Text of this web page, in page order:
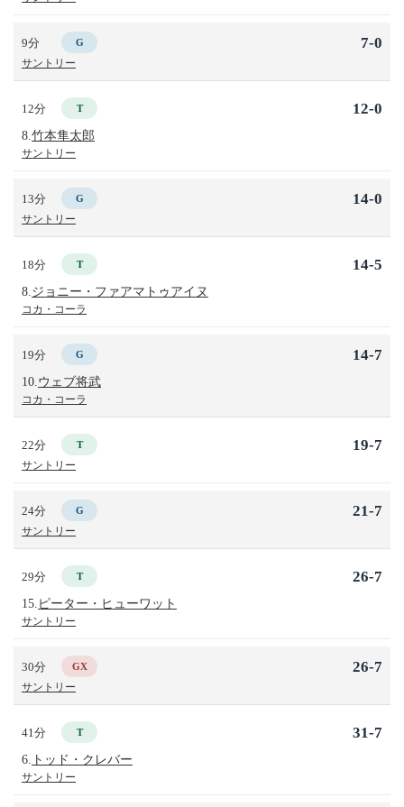
9分 G
サントリー
7-0
12分 T
8. 竹本隼太郎
サントリー
12-0
13分 G
サントリー
14-0
18分 T
8. ジョニー・ファアマトゥアイヌ
コカ・コーラ
14-5
19分 G
10. ウェブ将武
コカ・コーラ
14-7
22分 T
サントリー
19-7
24分 G
サントリー
21-7
29分 T
15. ピーター・ヒューワット
サントリー
26-7
30分 GX
サントリー
26-7
41分 T
6. トッド・クレバー
サントリー
31-7